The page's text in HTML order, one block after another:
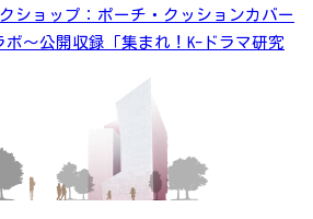
ショップ：ポーチ・クッションカバー
ボ～公開収録「集まれ！K-ドラマ研究